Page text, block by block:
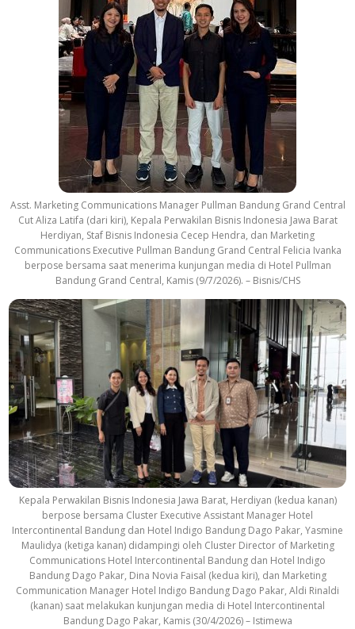
Asst. Marketing Communications Manager Pullman Bandung Grand Central
Cut Aliza Latifa (dari kiri), Kepala Perwakilan Bisnis Indonesia Jawa Barat
Herdiyan, Staf Bisnis Indonesia Cecep Hendra, dan Marketing
Communications Executive Pullman Bandung Grand Central Felicia Ivanka
berpose bersama saat menerima kunjungan media di Hotel Pullman
Bandung Grand Central, Kamis (9/7/2026). – Bisnis/CHS
Kepala Perwakilan Bisnis Indonesia Jawa Barat, Herdiyan (kedua kanan)
berpose bersama Cluster Executive Assistant Manager Hotel
Intercontinental Bandung dan Hotel Indigo Bandung Dago Pakar, Yasmine
Maulidya (ketiga kanan) didampingi oleh Cluster Director of Marketing
Communications Hotel Intercontinental Bandung dan Hotel Indigo
Bandung Dago Pakar, Dina Novia Faisal (kedua kiri), dan Marketing
Communication Manager Hotel Indigo Bandung Dago Pakar, Aldi Rinaldi
(kanan) saat melakukan kunjungan media di Hotel Intercontinental
Bandung Dago Pakar, Kamis (30/4/2026) – Istimewa